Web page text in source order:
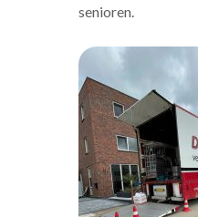
senioren.